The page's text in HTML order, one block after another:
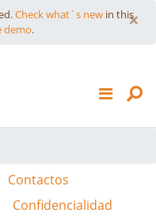
Check what`s newin this
demo. ×
Contactos
Confidencialidad